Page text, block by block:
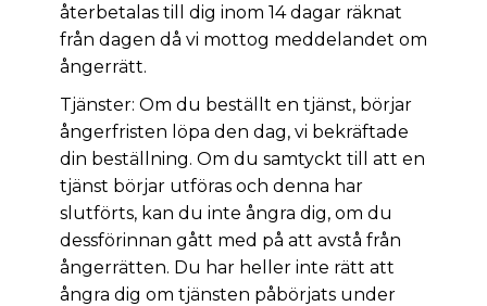
återbetalas till dig inom 14 dagar räknat
från dagen då vi mottog meddelandet om
ångerrätt.
Tjänster: Om du beställt en tjänst, börjar
ångerfristen löpa den dag, vi bekräftade
din beställning. Om du samtyckt till att en
tjänst börjar utföras och denna har
slutförts, kan du inte ångra dig, om du
dessförinnan gått med på att avstå från
ångerrätten. Du har heller inte rätt att
ångra dig om tjänsten påbörjats under